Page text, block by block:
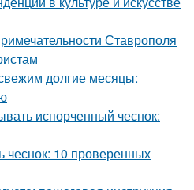
Ставрополя
долгие месяцы:
испорченный чеснок:
чеснок: 10 проверенных